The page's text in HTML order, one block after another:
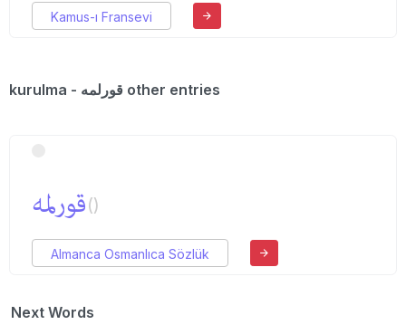
Kamus-ı Fransevi
kurulma - قورلمه other entries
قورلمه()
Almanca Osmanlıca Sözlük
Next Words